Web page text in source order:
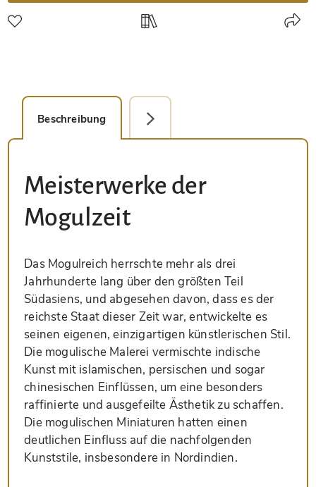
Beschreibung Detailbild
Meisterwerke der
Mogulzeit
Das Mogulreich herrschte mehr als drei
Jahrhunderte lang über den größten Teil
Südasiens, und abgesehen davon, dass es der
reichste Staat dieser Zeit war, entwickelte es
seinen eigenen, einzigartigen künstlerischen Stil.
Die mogulische Malerei vermischte indische
Kunst mit islamischen, persischen und sogar
chinesischen Einflüssen, um eine besonders
raffinierte und ausgefeilte Ästhetik zu schaffen.
Die mogulischen Miniaturen hatten einen
deutlichen Einfluss auf die nachfolgenden
Kunststile, insbesondere in Nordindien.